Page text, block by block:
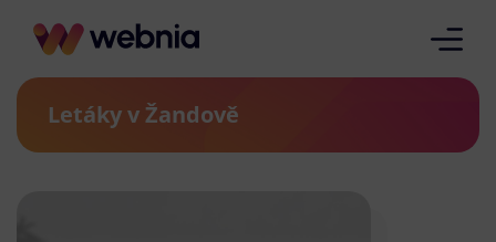
Letáky v Žandově